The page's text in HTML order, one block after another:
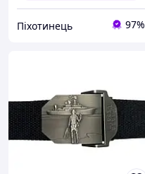
Піхотинець 97%